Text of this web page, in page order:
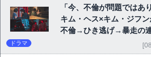
「今、不倫が問題ではあ
キム・ヘス×キム・ジフ
不倫→ひき逃げ→暴走の
ドラマ